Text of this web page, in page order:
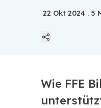
22 Okt 2024 . 5
Twitter
Wie FFE